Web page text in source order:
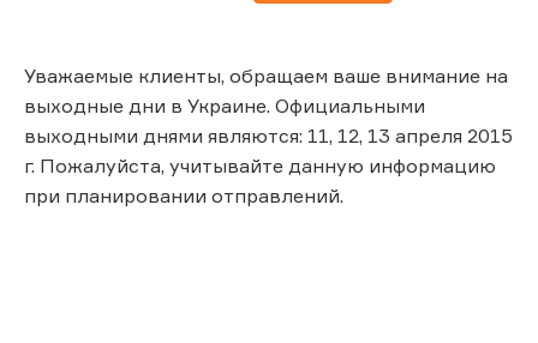
Уважаемые клиенты, обращаем ваше внимание на
выходные дни в Украине. Официальными
выходными днями являются: 11, 12, 13 апреля 2015
г. Пожалуйста, учитывайте данную информацию
при планировании отправлений.